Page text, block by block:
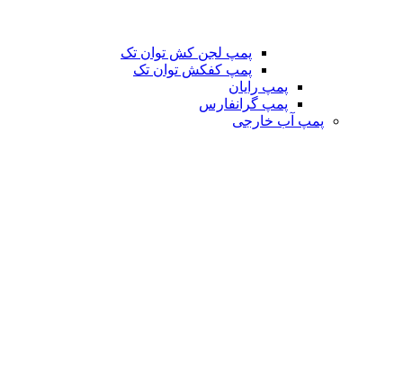
پمپ لجن کش توان تک
پمپ کفکش توان تک
پمپ رایان
پمپ گرانفارس
پمپ آب خارجی